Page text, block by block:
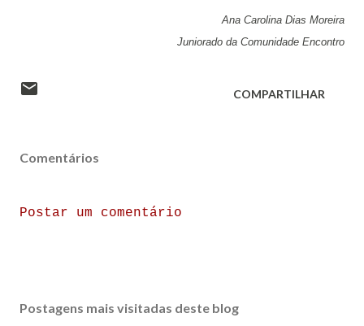
Ana Carolina Dias Moreira
Juniorado da Comunidade Encontro
COMPARTILHAR
Comentários
Postar um comentário
Postagens mais visitadas deste blog